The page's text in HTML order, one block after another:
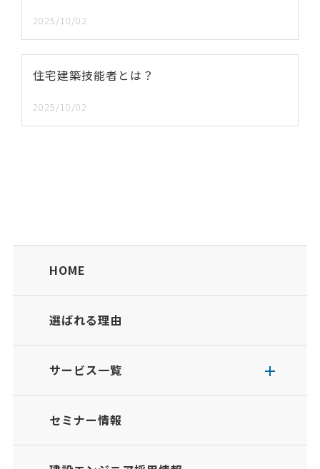
2025/10/02
住宅建築技能者とは？
2025/10/02
HOME
選ばれる理由
サービス一覧
セミナー情報